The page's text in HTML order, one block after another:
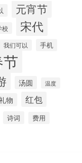
元宵节
校 宋代
我们可以 手机
汤圆 温度
物 红包
诗词 费用